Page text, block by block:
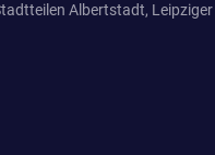
Albertstadt,